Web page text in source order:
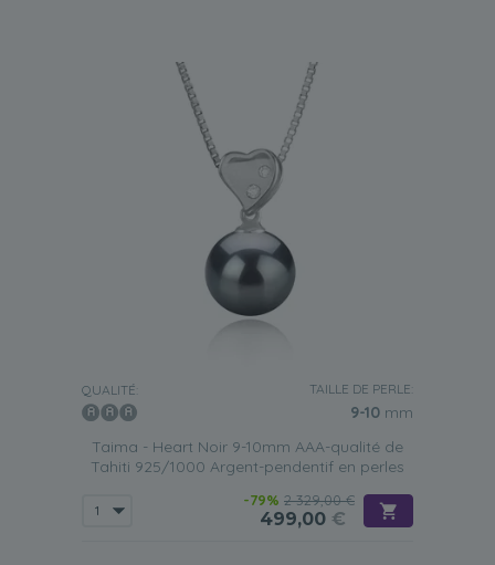
QUALITÉ: TAILLE DE PERLE:
9-10 mm
Taima - Heart Noir 9-10mm AAA-qualité de
Tahiti 925/1000 Argent-pendentif en perles
-79% 2 329,00 €
499,00 €